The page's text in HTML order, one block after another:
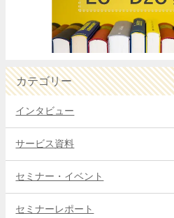
カテゴリー
インタビュー
サービス資料
セミナー・イベント
セミナーレポート